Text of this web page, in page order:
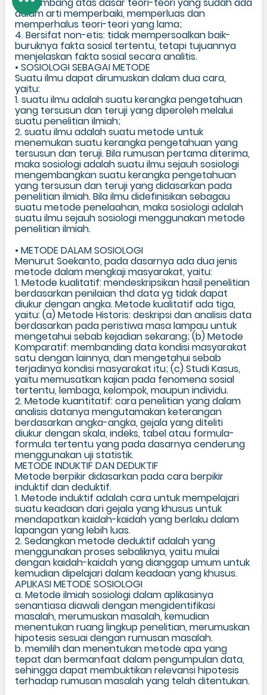
berkembang atas dasar teori-teori yang sudah ada
dalam arti memperbaiki, memperluas dan
memperhalus teori-teori yang lama;
4. Bersifat non-etis: tidak mempersoalkan baik-
buruknya fakta sosial tertentu, tetapi tujuannya
menjelaskan fakta sosial secara analitis.
• SOSIOLOGI SEBAGAI METODE
Suatu ilmu dapat dirumuskan dalam dua cara,
yaitu:
1. suatu ilmu adalah suatu kerangka pengetahuan
yang tersusun dan teruji yang diperoleh melalui
suatu penelitian ilmiah;
2. suatu ilmu adalah suatu metode untuk
menemukan suatu kerangka pengetahuan yang
tersusun dan teruji. Bila rumusan pertama diterima,
maka sosiologi adalah suatu ilmu sejauh sosiologi
mengembangkan suatu kerangka pengetahuan
yang tersusun dan teruji yang didasarkan pada
penelitian ilmiah. Bila ilmu didefinisikan sebagau
suatu metode penelaahan, maka sosiologi adalah
suatu ilmu sejauh sosiologi menggunakan metode
penelitian ilmiah.
• METODE DALAM SOSIOLOGI
Menurut Soekanto, pada dasarnya ada dua jenis
metode dalam mengkaji masyarakat, yaitu:
1. Metode kualitatif: mendeskripsikan hasil penelitian
berdasarkan penilaian thd data yg tidak dapat
diukur dengan angka. Metode kualitatif ada tiga,
yaitu: (a) Metode Historis: deskripsi dan analisis data
berdasarkan pada peristiwa masa lampau untuk
mengetahui sebab kejadian sekarang; (b) Metode
Komparatif: membanding data kondisi masyarakat
satu dengan lainnya, dan mengetahui sebab
terjadinya kondisi masyarakat itu; (c) Studi Kasus,
yaitu memusatkan kajian pada fenomena sosial
tertentu, lembaga, kelompok, maupun individu.
2. Metode kuantitatif: cara penelitian yang dalam
analisis datanya mengutamakan keterangan
berdasarkan angka-angka, gejala yang diteliti
diukur dengan skala, indeks, tabel atau formula-
formula tertentu yang pada dasarnya cenderung
menggunakan uji statistik.
METODE INDUKTIF DAN DEDUKTIF
Metode berpikir didasarkan pada cara berpikir
induktif dan deduktif.
1. Metode induktif adalah cara untuk mempelajari
suatu keadaan dari gejala yang khusus untuk
mendapatkan kaidah-kaidah yang berlaku dalam
lapangan yang lebih luas.
2. Sedangkan metode deduktif adalah yang
menggunakan proses sebaliknya, yaitu mulai
dengan kaidah-kaidah yang dianggap umum untuk
kemudian dipelajari dalam keadaan yang khusus.
APLIKASI METODE SOSIOLOGI
a. Metode ilmiah sosiologi dalam aplikasinya
senantiasa diawali dengan mengidentifikasi
masalah, merumuskan masalah, kemudian
menentukan ruang lingkup penelitian, merumuskan
hipotesis sesuai dengan rumusan masalah.
b. memilih dan menentukan metode apa yang
tepat dan bermanfaat dalam pengumpulan data,
sehingga dapat membuktikan relevansi hipotesis
terhadap rumusan masalah yang telah ditentukan.